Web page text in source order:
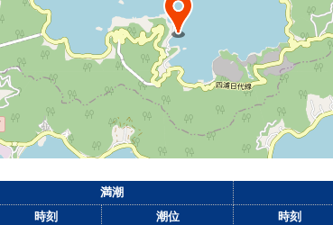
満潮
時刻
潮位 時刻